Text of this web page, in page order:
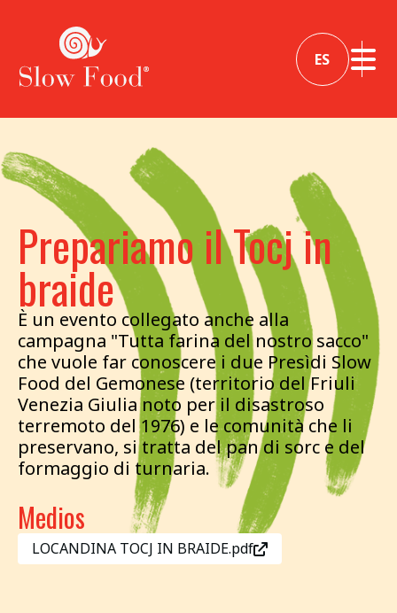
ES
Prepariamo il Tocj in
braide
È un evento collegato anche alla
campagna "Tutta farina del nostro sacco"
che vuole far conoscere i due Presìdi Slow
Food del Gemonese (territorio del Friuli
Venezia Giulia noto per il disastroso
terremoto del 1976) e le comunità che li
preservano, si tratta del pan di sorc e del
formaggio di turnaria.
Medios
LOCANDINA TOCJ IN BRAIDE.pdf